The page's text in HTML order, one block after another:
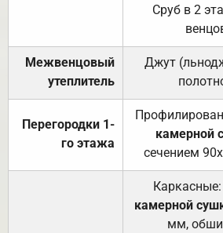
Сруб в 2
Межвенцовый
утеплитель
Джут
Перегородки 1-
го этажа
камерной
сечением
камерной
мм,